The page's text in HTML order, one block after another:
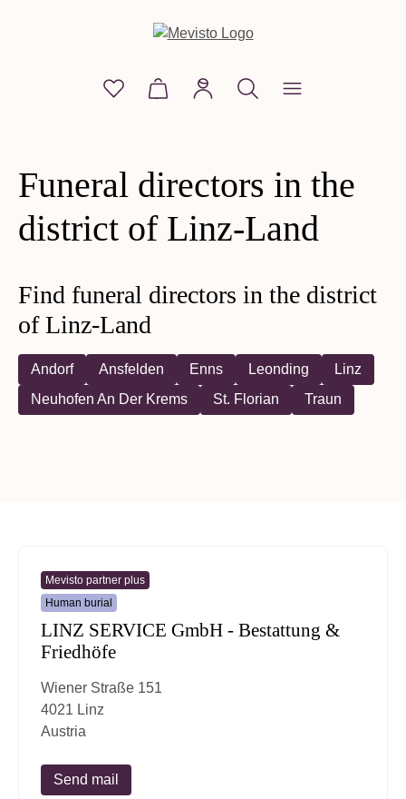
You have 0 wishlist items
Shopping cart contains 0 items.
Funeral directors in the
district of Linz-Land
Find funeral directors in the district
of Linz-Land
Andorf Ansfelden Enns Leonding
Linz
Neuhofen An Der Krems
St. Florian Traun
Mevisto partner plus
Human burial
LINZ SERVICE GmbH - Bestattung &
Friedhöfe
Wiener Straße 151
4021 Linz
Austria
Send mail